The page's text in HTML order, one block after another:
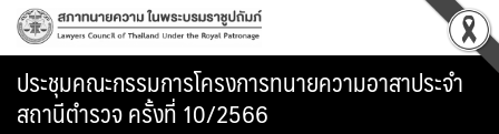
Skip
ประชุมคณะกรรมการโครงการทนายความอาสาประจำ
สถานีตำรวจ ครั้งที่ 10/2566